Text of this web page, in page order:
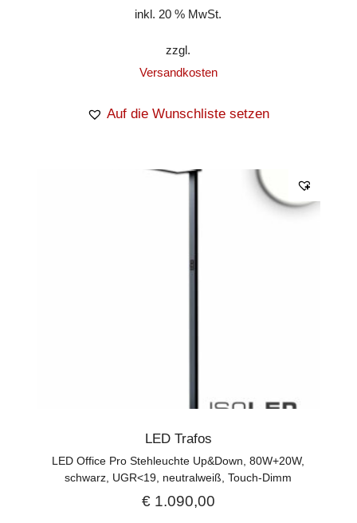
inkl. 20 % MwSt.
zzgl.
Versandkosten
Auf die Wunschliste setzen
LED Trafos
LED Office Pro Stehleuchte Up&Down, 80W+20W,
schwarz, UGR<19, neutralweiß, Touch-Dimm
€1.090,00